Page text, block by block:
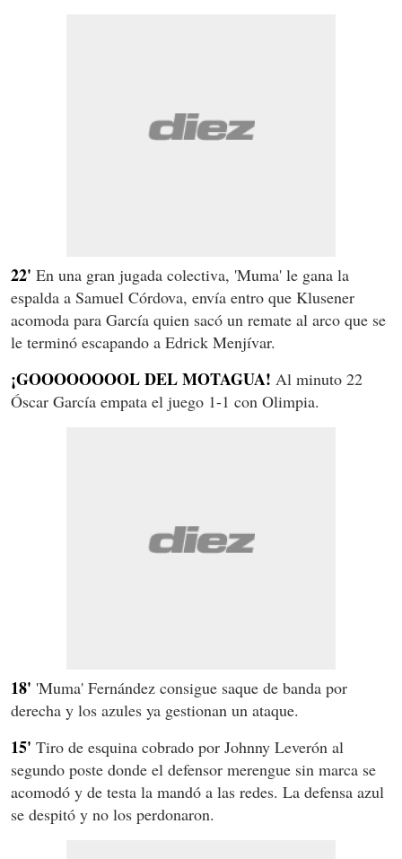
22' En una gran jugada colectiva, 'Muma' le gana la
espalda a Samuel Córdova, envía entro que Klusener
acomoda para García quien sacó un remate al arco que se
le terminó escapando a Edrick Menjívar.
¡GOOOOOOOOL DEL MOTAGUA! Al minuto 22
Óscar García empata el juego 1-1 con Olimpia.
18' 'Muma' Fernández consigue saque de banda por
derecha y los azules ya gestionan un ataque.
15' Tiro de esquina cobrado por Johnny Leverón al
segundo poste donde el defensor merengue sin marca se
acomodó y de testa la mandó a las redes. La defensa azul
se despitó y no los perdonaron.